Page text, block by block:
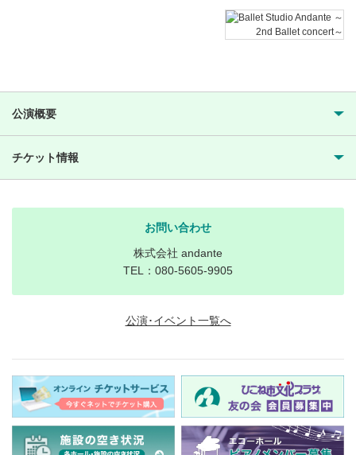
公演概要
チケット情報
お問い合わせ
株式会社 andante
TEL：080-5605-9905
公演･イベント一覧へ